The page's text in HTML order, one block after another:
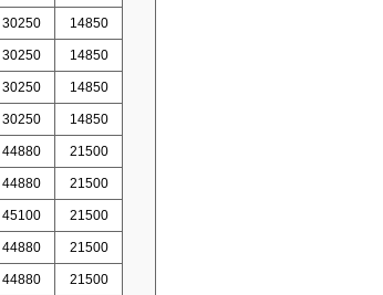
30250 14850
30250 14850
30250 14850
30250 14850
44880 21500
44880 21500
45100 21500
44880 21500
44880 21500